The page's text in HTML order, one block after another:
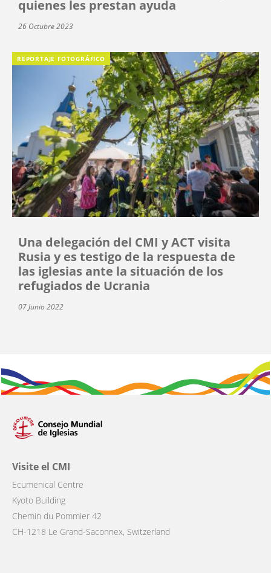
quienes les prestan ayuda
26 Octubre 2023
REPORTAJE FOTOGRÁFICO
Una delegación del CMI y ACT visita
Rusia y es testigo de la respuesta de
las iglesias ante la situación de los
refugiados de Ucrania
07 Junio 2022
Visite el CMI
Ecumenical Centre
Kyoto Building
Chemin du Pommier 42
CH-1218 Le Grand-Saconnex, Switzerland